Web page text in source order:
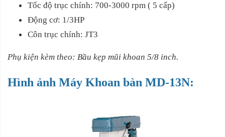
Tốc độ trục chính: 700-3000 rpm ( 5 cấp)
Động cơ: 1/3HP
Côn trục chính: JT3
Phụ kiện kèm theo: Bầu kẹp mũi khoan 5/8 inch.
Hình ảnh Máy Khoan bàn MD-13N: